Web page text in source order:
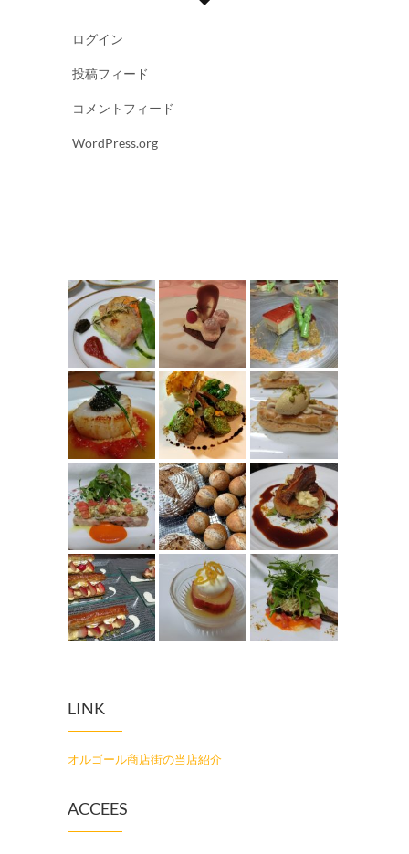
ログイン
投稿フィード
コメントフィード
WordPress.org
LINK
オルゴール商店街の当店紹介
ACCEES